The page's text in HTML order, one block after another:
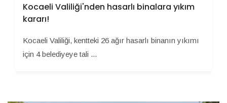
Kocaeli Valiliği'nden hasarlı binalara yıkım
kararı!
Kocaeli Valiliği, kentteki 26 ağır hasarlı binanın yıkımı
için 4 belediyeye tali ...